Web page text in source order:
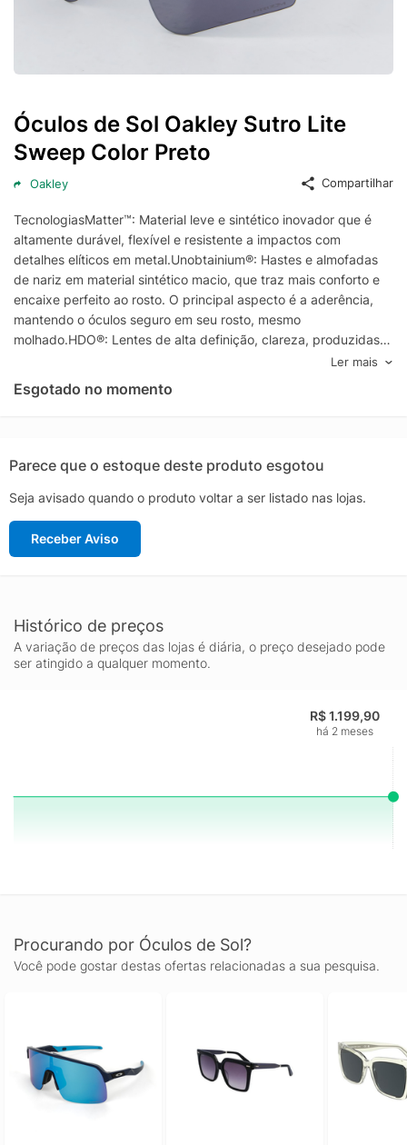
Óculos de Sol Oakley Sutro Lite
Sweep Color Preto
Oakley Compartilhar
TecnologiasMatter™: Material leve e sintético inovador que é
altamente durável, flexível e resistente a impactos com
detalhes elíticos em metal.Unobtainium®: Hastes e almofadas
de nariz em material sintético macio, que traz mais conforto e
encaixe perfeito ao rosto. O principal aspecto é a aderência,
mantendo o óculos seguro em seu rosto, mesmo
molhado.HDO®: Lentes de alta definição, clareza, produzidas
em Pluttonite, que mantem a visão nítida e clara, filtrando em
100% todos os raios UVA, UVB, UVC e luzes azuis nocivas, além
de alta resistência contra impactos.Prizm™: Proporciona uma
mudança de luz brilhante ou na sombra.Contém: 01 óculos de
extraComposição armação: SintéticaCor predominante
armação: PretaComprimento da haste: 14 cmTamanho lente: M
(132 mm)Peso aproximado: 40 gLargura frontal: 16 cmIndicado
para: TreinoCor da
Ler mais
Esgotado no momento
Parece que o estoque deste produto esgotou
Seja avisado quando o produto voltar a ser listado nas lojas.
Receber Aviso
Histórico de preços
A variação de preços das lojas é diária, o preço desejado pode
ser atingido a qualquer momento.
R$ 1.199,90
há 2 meses
Procurando por Óculos de Sol?
Você pode gostar destas ofertas relacionadas a sua pesquisa.